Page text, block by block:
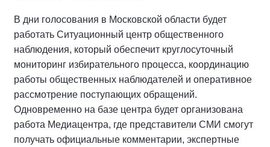
В дни голосования в Московской области будет
работать Ситуационный центр общественного
наблюдения, который обеспечит круглосуточный
мониторинг избирательного процесса, координацию
работы общественных наблюдателей и оперативное
рассмотрение поступающих обращений.
Одновременно на базе центра будет организована
работа Медиацентра, где представители СМИ смогут
получать официальные комментарии, экспертные